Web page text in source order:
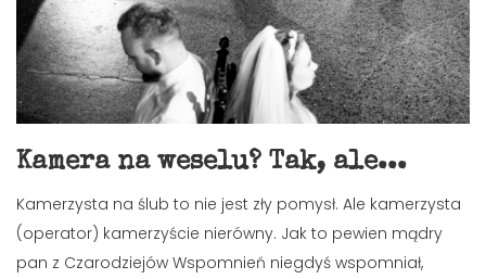
Kamera na weselu? Tak, ale...
Kamerzysta na ślub to nie jest zły pomysł. Ale kamerzysta
(operator) kamerzyście nierówny. Jak to pewien mądry
pan z Czarodziejów Wspomnień niegdyś wspomniał,